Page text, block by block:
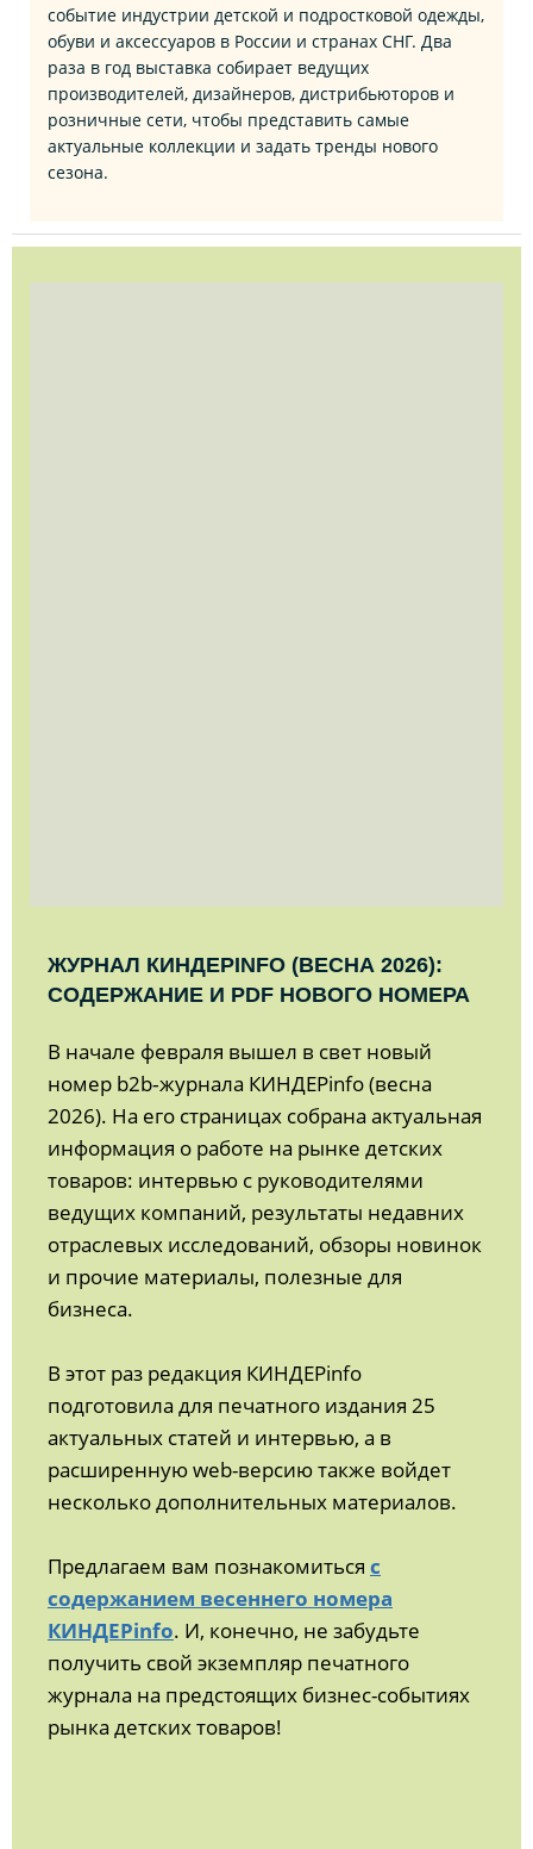
событие индустрии детской и подростковой одежды,
обуви и аксессуаров в России и странах СНГ. Два
раза в год выставка собирает ведущих
производителей, дизайнеров, дистрибьюторов и
розничные сети, чтобы представить самые
актуальные коллекции и задать тренды нового
сезона.
ЖУРНАЛ КИНДЕРINFO (ВЕСНА 2026):
СОДЕРЖАНИЕ И PDF НОВОГО НОМЕРА
В начале февраля вышел в свет новый
номер b2b‑журнала КИНДЕРinfo (весна
2026). На его страницах собрана актуальная
информация о работе на рынке детских
товаров: интервью с руководителями
ведущих компаний, результаты недавних
отраслевых исследований, обзоры новинок
и прочие материалы, полезные для
бизнеса.
В этот раз редакция КИНДЕРinfo
подготовила для печатного издания 25
актуальных статей и интервью, а в
расширенную web-версию также войдет
несколько дополнительных материалов.
Предлагаем вам познакомиться с
содержанием весеннего номера
КИНДЕРinfo. И, конечно, не забудьте
получить свой экземпляр печатного
журнала на предстоящих бизнес-событиях
рынка детских товаров!